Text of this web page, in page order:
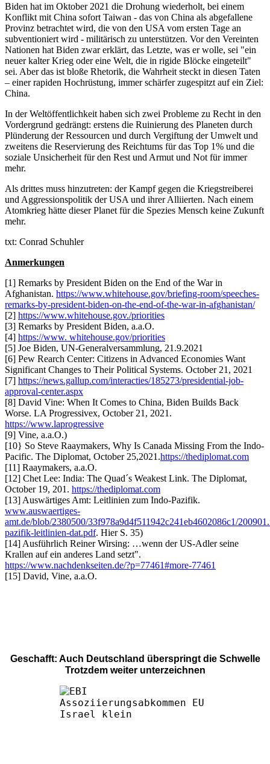
Biden hat im Oktober 2021 die Drohung wiederholt, bei einem
Konflikt mit China sofort Taiwan - das von China als abgefallene
Provinz betrachtet wird, die von den USA vom ersten Tage an
subventioniert wird - militärisch zu unterstützen. Vor den Vereinten
Nationen hat Biden zwar erklärt, das Letzte, was er wolle, sei "ein
neuer kalter Krieg oder eine Welt, die in rigide Blöcke eingeteilt"
sei. Aber das ist bloße Rhetorik, die Wahrheit steckt in diesen Taten
– einer rapiden Hochrüstung, immer schärfer zugespitzt auf ein Ziel:
China.
In der Weltöffentlichkeit haben sich zwei Probleme zu Recht in den
Vordergrund gedrängt: erstens die Ruinierung des Planeten durch
Plünderung der Ressourcen und durch Vergiftung der Umwelt und
zweitens die Reservierung des Reichtums für das Top 1% und die
soziale Unsicherheit für den Rest und Armut und Not für immer
mehr.
Als drittes muss hinzutreten: der Kampf gegen die Kriegstreiberei
und Aggressionspolitik der USA und ihrer Alliierten. Nach einem
Atomkrieg hätte dieser Planet für die Spezies Mensch keine Zukunft
mehr.
txt: Conrad Schuhler
Anmerkungen
[1] Remarks by President Biden on the End of the War in
Afghanistan. https://www.whitehouse.gov/briefing-room/speeches-
remarks-by-president-biden-on-the-end-of-the-war-in-afghanistan/
[2] https://www.whitehouse.gov./priorities
[3] Remarks by President Biden, a.a.O.
[4] https://www. whitehouse.gov/priorities
[5] Joe Biden, UN-Generalversammlung, 21.9.2021
[6] Pew Rearch Center: Citizens in Advanced Economies Want
Significant Changes to Their Political Systems. October 21, 2021
[7] https://news.gallup.com/interacties/185273/presidential-job-
approval-center.aspx
[8] David Vine: When It Comes to China, Biden Builds Back
Worse. LA Progressivex, October 21, 2021.
https://www.laprogressive
[9] Vine, a.a.O.)
[10} So Steve Raaymakers, Why Is Canada Missing From the Indo-
Pacific. The Diplomat, October 25,2021.https://thediplomat.com
[11] Raaymakers, a.a.O.
[12] Chet Lee: India: The Quad´s Weakest Link. The Diplomat,
October 19, 201. https://thediplomat.com
[13] Auswärtiges Amt: Leitlinien zum Indo-Pazifik.
www.auswaertiges-
amt.de/blob/2380500/33f978a9d4f511942c241eb4602086c1/
pazifik-leitlinien-dat.pdf. Hier S. 35)
[14] Ausführlich Reiner Wirsing: …wenn der US-Adler seine
Krallen auf ein anderes Land setzt".
https://www.nachdenkseiten.de/?p=77461#more-77461
[15] David, Vine, a.a.O.
Geschafft: Auch Deutschland überspringt die Schwelle
Trotzdem weiter unterzeichnen